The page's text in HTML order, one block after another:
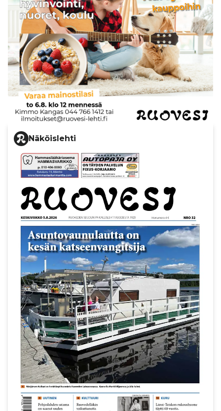
Näköislehti